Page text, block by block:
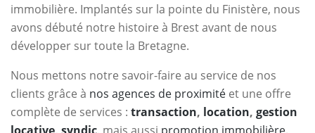
immobilière. Implantés sur la pointe du Finistère, nous
avons débuté notre histoire à Brest avant de nous
développer sur toute la Bretagne.
Nous mettons notre savoir-faire au service de nos
clients grâce à nos agences de proximité et une offre
complète de services : transaction, location, gestion